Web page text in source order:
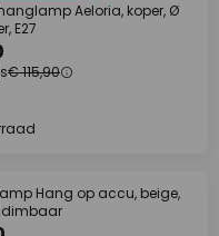
Aeloria, koper, Ø
E27
€ 115,90
Hang op accu, beige,
dimbaar